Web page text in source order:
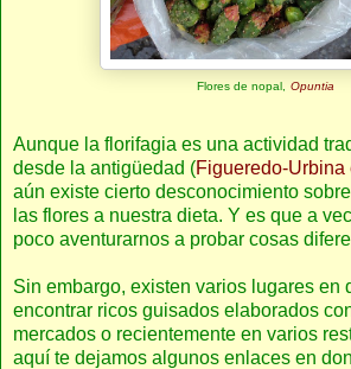
Flores de nopal, Opuntia
Aunque la florifagia es una actividad
desde la antigüedad (Figueredo-Urbina
aún existe cierto desconocimiento
las flores a nuestra dieta. Y es que a
poco aventurarnos a probar cosas
Sin embargo, existen varios lugares en
encontrar ricos guisados elaborados
mercados o recientemente en varios
aquí te dejamos algunos enlaces en